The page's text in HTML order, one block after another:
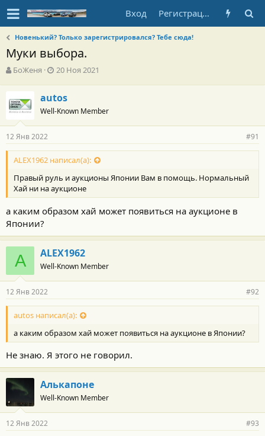
Вход Регистрация
Новенький? Только зарегистрировался? Тебе сюда!
Муки выбора.
А
о
р
т
е
м
ы
БоЖеня
Д
а
н
а
л
а
20 Ноя 2021
autos
Well-Known Member
12 Янв 2022 #91
ALEX1962 написал(а):
Правый руль и аукционы Японии Вам в помощь. Нормальный
Хай ни на аукционе
а каким образом хай может появиться на аукционе в
Японии?
A ALEX1962
Well-Known Member
12 Янв 2022 #92
autos написал(а):
а каким образом хай может появиться на аукционе в Японии?
Не знаю. Я этого не говорил.
Алькапоне
Well-Known Member
12 Янв 2022 #93